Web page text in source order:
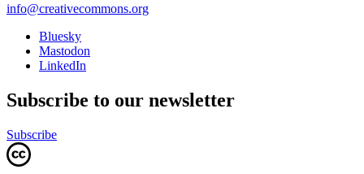
info@creativecommons.org
Bluesky
Mastodon
LinkedIn
Subscribe to our newsletter
Subscribe